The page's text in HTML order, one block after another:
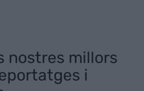
nostres millors
i